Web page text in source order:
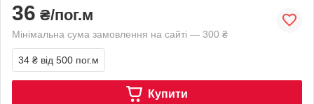
36 ₴/пог.м
Мінімальна сума замовлення на сайті — 300 ₴
34 ₴ від 500 пог.м
Купити